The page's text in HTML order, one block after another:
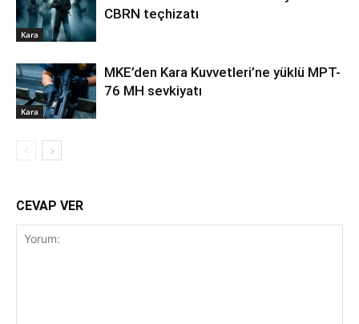
Kara
CBRN teçhizatı
Kara
MKE’den Kara Kuvvetleri’ne yüklü MPT-
76 MH sevkiyatı
CEVAP VER